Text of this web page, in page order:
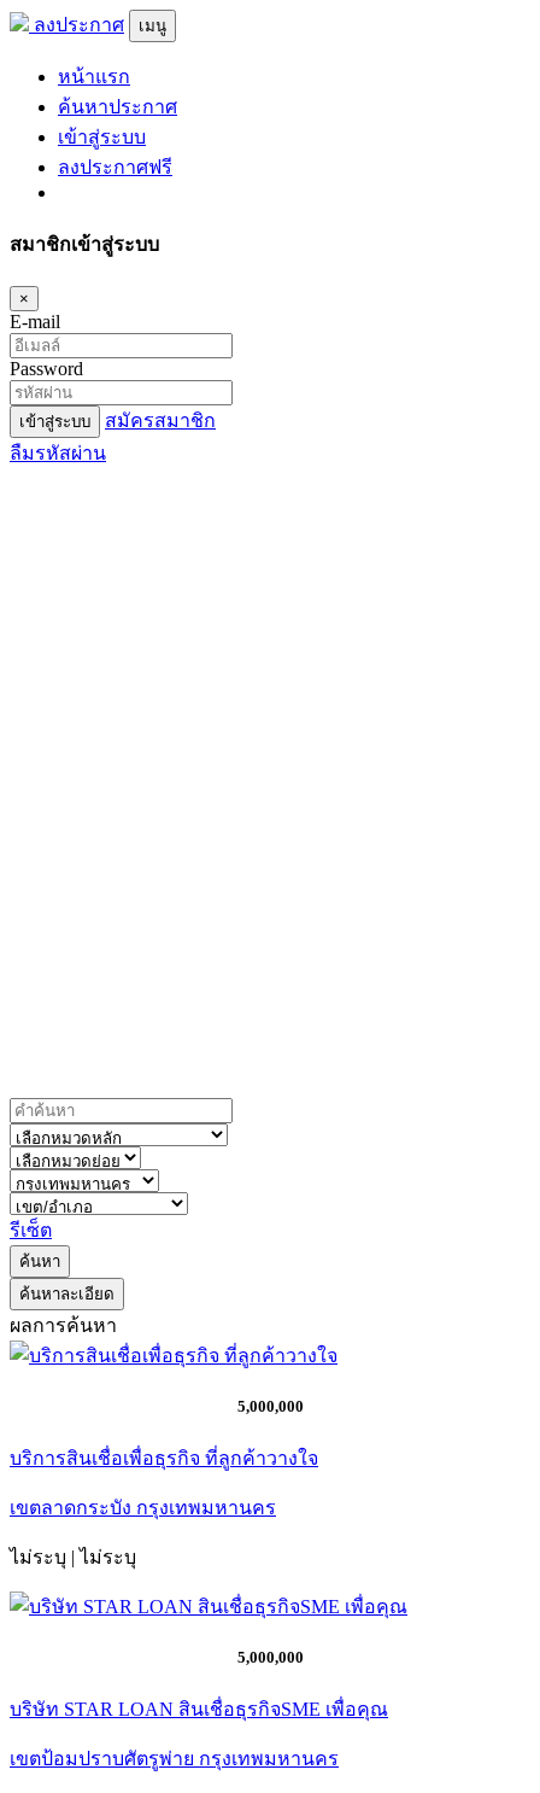
ลงประกาศ เมนู
หน้าแรก
ค้นหาประกาศ
เข้าสู่ระบบ
ลงประกาศฟรี
สมาชิกเข้าสู่ระบบ
×
E-mail
Password
เข้าสู่ระบบ
สมัครสมาชิก
ลืมรหัสผ่าน
รีเซ็ต
ค้นหา
ค้นหาละเอียด
ผลการค้นหา
5,000,000
บริการสินเชื่อเพื่อธุรกิจ ที่ลูกค้าวางใจ
เขตลาดกระบัง กรุงเทพมหานคร
ไม่ระบุ | ไม่ระบุ
5,000,000
บริษัท STAR LOAN สินเชื่อธุรกิจSME เพื่อคุณ
เขตป้อมปราบศัตรูพ่าย กรุงเทพมหานคร